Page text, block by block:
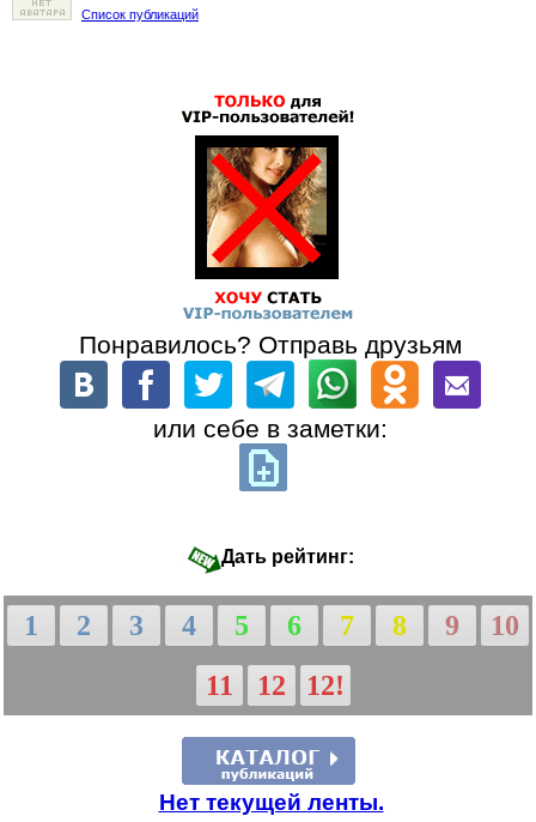
Список публикаций
Понравилось? Отправь друзьям
или себе в заметки:
Дать рейтинг:
1 2 3 4 5 6 7 8 9
10
11
12 12!
Нет текущей ленты.